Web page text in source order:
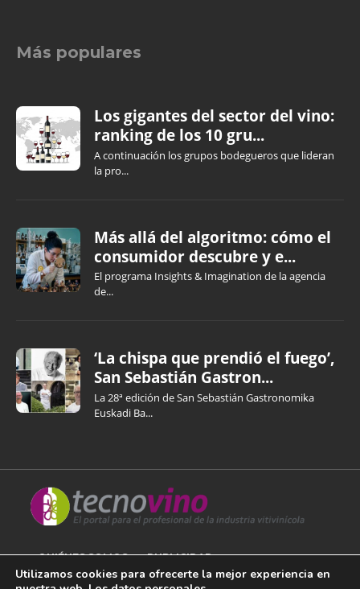
Más populares
Los gigantes del sector del vino:
ranking de los 10 gru...
A continuación los grupos bodegueros que lideran
la pro...
Más allá del algoritmo: cómo el
consumidor descubre y e...
El programa Insights & Imagination de la agencia
de...
‘La chispa que prendió el fuego’,
San Sebastián Gastron...
La 28ª edición de San Sebastián Gastronomika
Euskadi Ba...
QUIÉNES SOMOS PUBLICIDAD
Utilizamos cookies para ofrecerte la mejor experiencia en